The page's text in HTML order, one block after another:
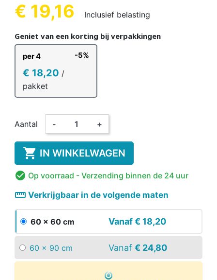
€ 19,16 Inclusief belasting
Geniet van een korting bij verpakkingen
per 4 -5%
€ 18,20 /
pakket
Aantal - +
 IN WINKELWAGEN
 Op voorraad - Verzending binnen de 24 uur
straighten Verkrijgbaar in de volgende maten
60 x 60 cm Vanaf€ 18,20
60 x 90 cm Vanaf € 24,80